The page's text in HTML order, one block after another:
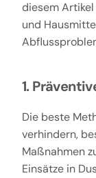
diesem
und
1.
Die beste
verhindern,
Maßnahmen
Einsätze in